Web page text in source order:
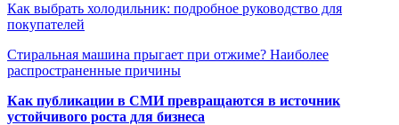
Как выбрать холодильник: подробное руководство для
покупателей
Стиральная машина прыгает при отжиме? Наиболее
распространенные причины
Как публикации в СМИ превращаются в источник
устойчивого роста для бизнеса